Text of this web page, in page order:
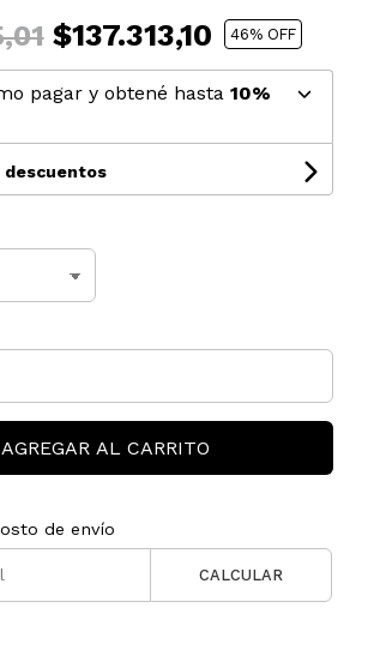
$137.313,10 46% OFF
pagar y obtené hasta 10%
descuentos
AGREGAR AL CARRITO
de envío
CALCULAR